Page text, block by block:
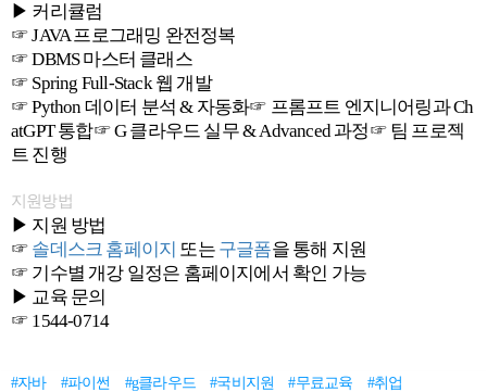
▶ 커리큘럼
☞ JAVA 프로그래밍 완전정복
☞ DBMS 마스터 클래스
☞ Spring Full-Stack 웹 개발
☞ Python 데이터 분석 & 자동화☞ 프롬프트 엔지니어링과 Ch
atGPT 통합☞ G 클라우드 실무 & Advanced 과정☞ 팀 프로젝
트 진행
지원방법
▶ 지원 방법
☞ 솔데스크 홈페이지 또는 구글폼을 통해 지원
☞ 기수별 개강 일정은 홈페이지에서 확인 가능
▶ 교육 문의
☞ 1544-0714
#자바 #파이썬 #g클라우드 #국비지원 #무료교육 #취업